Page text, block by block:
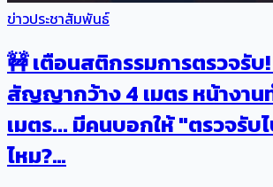
ข่าวประชาสัมพันธ์
🚧 เตือนสติกรรมการตรวจรั
สัญญากว้าง 4 เมตร หน้างาน
เมตร... มีคนบอกให้ "ตรวจรับ
ไหม?…